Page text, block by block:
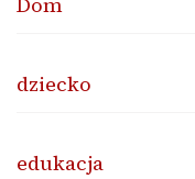
dziecko
edukacja